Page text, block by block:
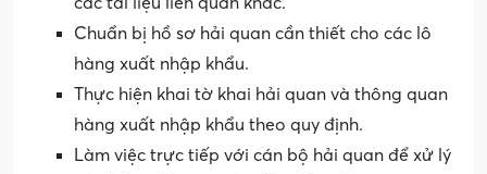
Chuẩn bị hồ sơ hải quan cần thiết cho các lô
hàng xuất nhập khẩu.
Thực hiện khai tờ khai hải quan và thông quan
hàng xuất nhập khẩu theo quy định.
Làm việc trực tiếp với cán bộ hải quan để xử lý